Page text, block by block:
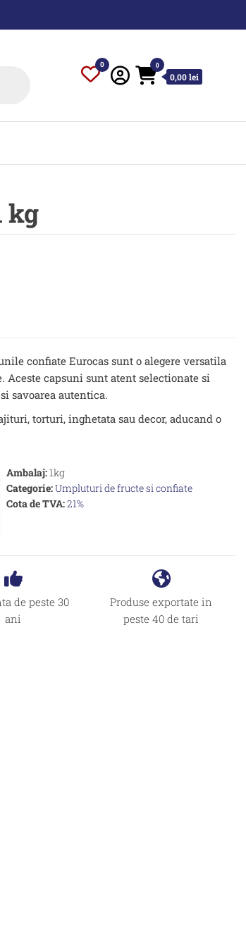
0 0
0,00 lei
kg
confiate Eurocas sunt o alegere versatila
Aceste capsuni sunt atent selectionate si
savoarea autentica.
torturi, inghetata sau decor, aducand o
Ambalaj:1kg
Categorie:Umpluturi de fructe si confiate
Cota de TVA:21%
de peste 30
ani
Produse exportate in
peste 40 de tari